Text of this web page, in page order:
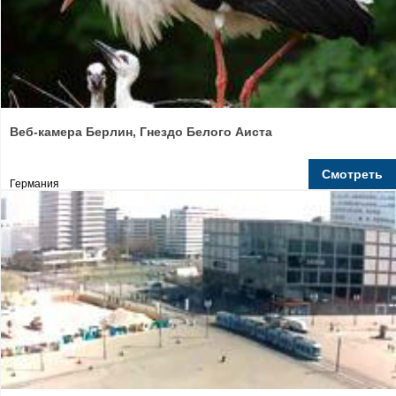
Веб-камера Берлин, Гнездо Белого Аиста
Германия
Смотреть